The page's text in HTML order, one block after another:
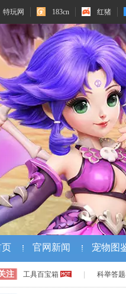
特玩网 183cn 红猪
页 官网新闻 宠物图
注 工具百宝箱 科举答